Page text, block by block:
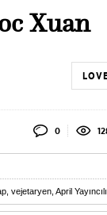
Xuan
0
vejetaryen April